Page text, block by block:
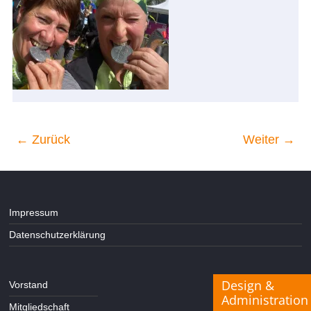
← Zurück Weiter →
Impressum
Datenschutzerklärung
Vorstand
Mitgliedschaft
Design &
Administration